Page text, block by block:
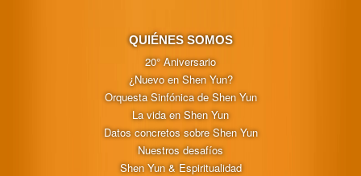
QUIÉNES SOMOS
20° Aniversario
¿Nuevo en Shen Yun?
Orquesta Sinfónica de Shen Yun
La vida en Shen Yun
Datos concretos sobre Shen Yun
Nuestros desafíos
Shen Yun & Espiritualidad